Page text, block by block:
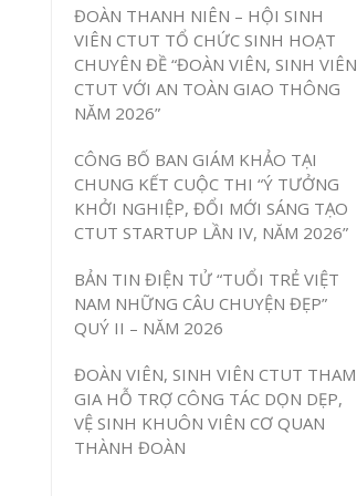
ĐOÀN THANH NIÊN – HỘI SINH
VIÊN CTUT TỔ CHỨC SINH HOẠT
CHUYÊN ĐỀ “ĐOÀN VIÊN, SINH VIÊN
CTUT VỚI AN TOÀN GIAO THÔNG
NĂM 2026”
CÔNG BỐ BAN GIÁM KHẢO TẠI
CHUNG KẾT CUỘC THI “Ý TƯỞNG
KHỞI NGHIỆP, ĐỔI MỚI SÁNG TẠO
CTUT STARTUP LẦN IV, NĂM 2026”
BẢN TIN ĐIỆN TỬ “TUỔI TRẺ VIỆT
NAM NHỮNG CÂU CHUYỆN ĐẸP”
QUÝ II – NĂM 2026
ĐOÀN VIÊN, SINH VIÊN CTUT THAM
GIA HỖ TRỢ CÔNG TÁC DỌN DẸP,
VỆ SINH KHUÔN VIÊN CƠ QUAN
THÀNH ĐOÀN